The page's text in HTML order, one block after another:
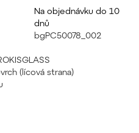
Na objednávku do 10
dnů
bgPC50078_002
(lícová strana)